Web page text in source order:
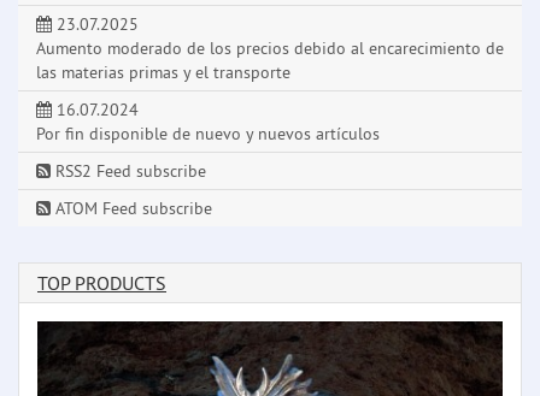
23.07.2025
Aumento moderado de los precios debido al encarecimiento de
las materias primas y el transporte
16.07.2024
Por fin disponible de nuevo y nuevos artículos
RSS2 Feed subscribe
ATOM Feed subscribe
TOP PRODUCTS